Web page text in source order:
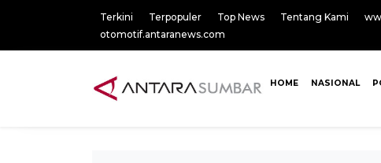
Terkini Terpopuler Top News Tentang Kami
otomotif.antaranews.com
HOME NASIONAL